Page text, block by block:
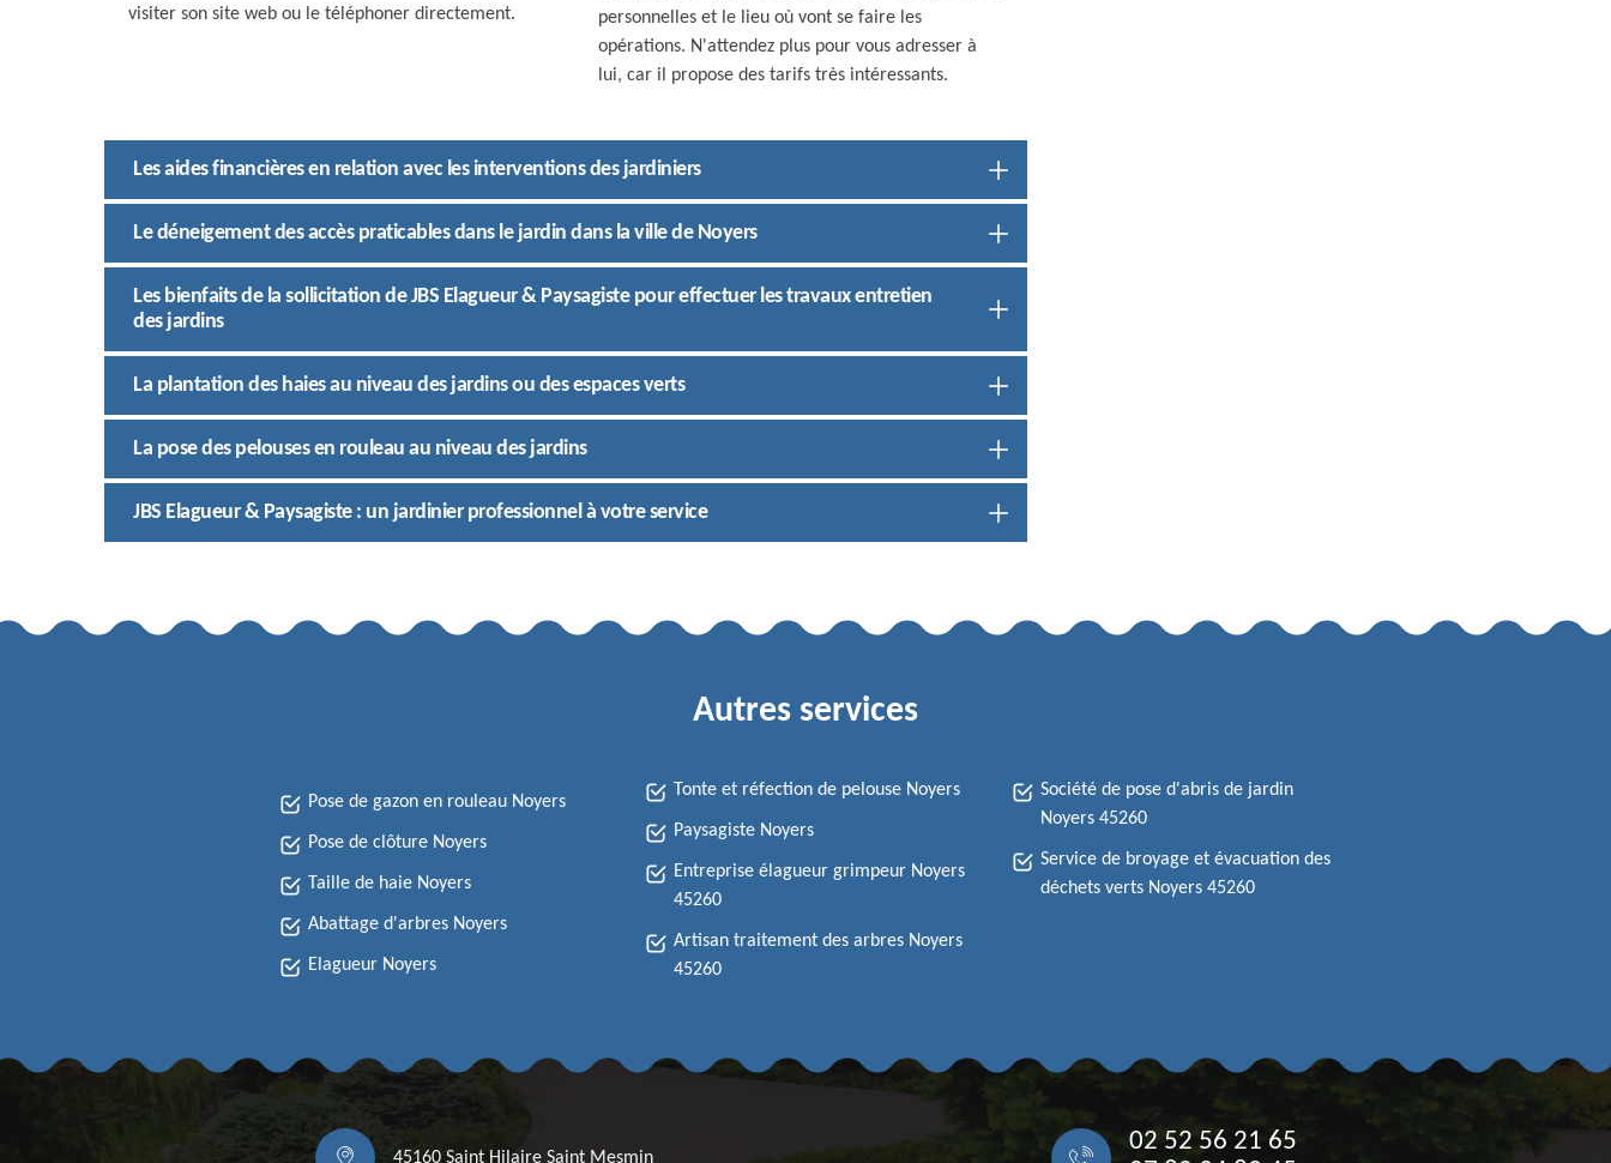
visiter son site web ou le téléphoner directement.
personnelles et le lieu où vont se faire les
opérations. N'attendez plus pour vous adresser à
lui, car il propose des tarifs très intéressants.
Les aides financières en relation avec les interventions des jardiniers
Le déneigement des accès praticables dans le jardin dans la ville de Noyers
Les bienfaits de la sollicitation de JBS Elagueur & Paysagiste pour effectuer les travaux entretien
des jardins
La plantation des haies au niveau des jardins ou des espaces verts
La pose des pelouses en rouleau au niveau des jardins
JBS Elagueur & Paysagiste : un jardinier professionnel à votre service
Autres services
Pose de gazon en rouleau Noyers
Pose de clôture Noyers
Taille de haie Noyers
Abattage d'arbres Noyers
Elagueur Noyers
Tonte et réfection de pelouse Noyers
Paysagiste Noyers
Entreprise élagueur grimpeur Noyers
45260
Artisan traitement des arbres Noyers
45260
Société de pose d'abris de jardin
Noyers 45260
Service de broyage et évacuation des
déchets verts Noyers 45260
45160 Saint Hilaire Saint Mesmin
02 52 56 21 65